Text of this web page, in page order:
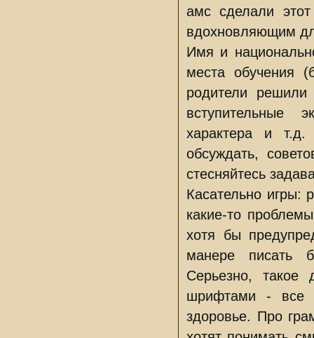
амс сделали
вдохновляющим
Имя и
места обучения
родители
вступительные
характера и
обсуждать,
стесняйтесь
Касательно игры:
какие-то
хотя бы
манере писать
Серьезно, такое
шрифтами - все
здоровье. Про